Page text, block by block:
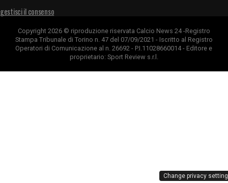
gestisci il consenso
Copyright 2026 © riproduzione riservata Calcio News 24 -Registro
Stampa Tribunale di Torino n. 47 del 07/09/2021 - Iscritto al Registro
Operatori di Comunicazione al n. 26692 - P.I.11028660014 - Editore e
proprietario: Sport Review s.r.l.
Change privacy